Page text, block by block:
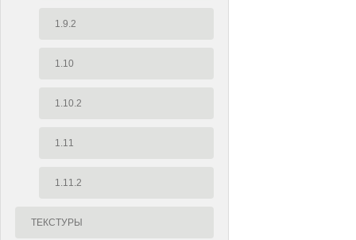
1.9.2
1.10
1.10.2
1.11
1.11.2
ТЕКСТУРЫ